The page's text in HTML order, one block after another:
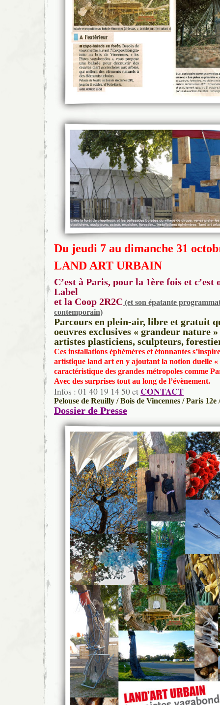
Du jeudi 7 au dimanche 31
LAND ART URBAIN
C’est à Paris, pour la 1ère fois et
Label
et la Coop 2R2C (et son épatante
contemporain)
Parcours en plein-air, libre et gratuit
oeuvres exclusives « grandeur nature
artistes plasticiens, sculpteurs,
Ces installations éphémères et étonnantes
artistique land art en y ajoutant la notion duelle
caractéristique des grandes métropoles comme
Avec des surprises tout au long de l’évènement.
Infos : 01 40 19 14 50 et CONTACT
Pelouse de Reuilly / Bois de Vincennes / Paris
Dossier de Presse